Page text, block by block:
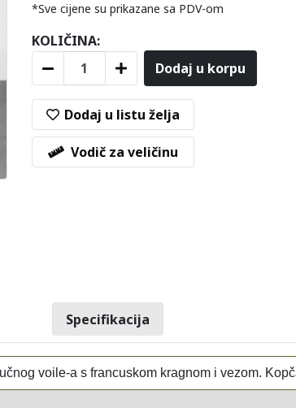
*Sve cijene su prikazane sa PDV-om
KOLIČINA:
Dodaj u korpu
Dodaj u listu želja
Vodič za veličinu
Specifikacija
voile-a s francuskom kragnom i vezom.